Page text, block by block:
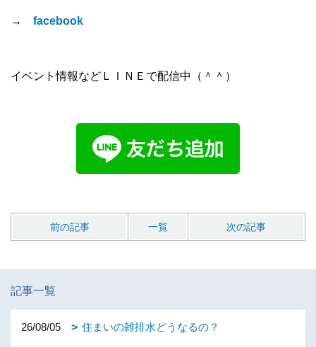
→ facebook
イベント情報などＬＩＮＥで配信中（＾＾）
前の記事 一覧 次の記事
記事一覧
26/08/05 住まいの雑排水どうなるの？